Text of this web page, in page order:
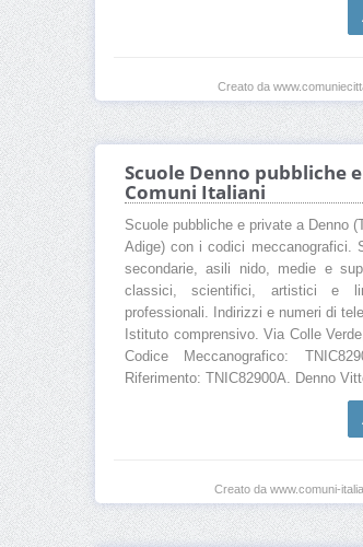
Creato da
Scuole Denno pubbliche
Comuni Italiani
Scuole pubbliche e private a Denno
Adige) con i codici meccanografici.
secondarie, asili nido, medie e
classici, scientifici, artistici e
professionali. Indirizzi e numeri di
Istituto comprensivo. Via Colle
Codice Meccanografico:
Riferimento: TNIC82900A. Denno
Creato da www.comuni-